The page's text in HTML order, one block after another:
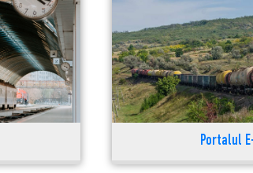
Portalul